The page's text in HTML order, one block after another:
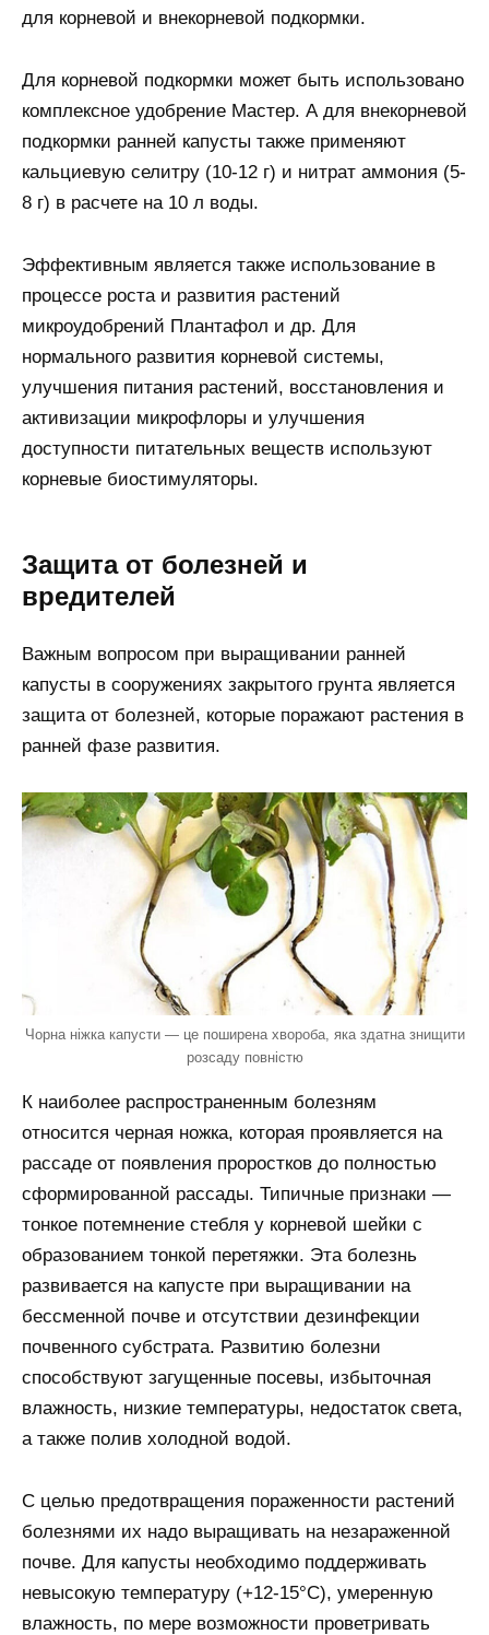
для корневой и внекорневой подкормки.
Для корневой подкормки может быть использовано
комплексное удобрение Мастер. А для внекорневой
подкормки ранней капусты также применяют
кальциевую селитру (10-12 г) и нитрат аммония (5-
8 г) в расчете на 10 л воды.
Эффективным является также использование в
процессе роста и развития растений
микроудобрений Плантафол и др. Для
нормального развития корневой системы,
улучшения питания растений, восстановления и
активизации микрофлоры и улучшения
доступности питательных веществ используют
корневые биостимуляторы.
Защита от болезней и
вредителей
Важным вопросом при выращивании ранней
капусты в сооружениях закрытого грунта является
защита от болезней, которые поражают растения в
ранней фазе развития.
Чорна ніжка капусти — це поширена хвороба, яка здатна знищити
розсаду повністю
К наиболее распространенным болезням
относится черная ножка, которая проявляется на
рассаде от появления проростков до полностью
сформированной рассады. Типичные признаки —
тонкое потемнение стебля у корневой шейки с
образованием тонкой перетяжки. Эта болезнь
развивается на капусте при выращивании на
бессменной почве и отсутствии дезинфекции
почвенного субстрата. Развитию болезни
способствуют загущенные посевы, избыточная
влажность, низкие температуры, недостаток света,
а также полив холодной водой.
С целью предотвращения пораженности растений
болезнями их надо выращивать на незараженной
почве. Для капусты необходимо поддерживать
невысокую температуру (+12-15°С), умеренную
влажность, по мере возможности проветривать